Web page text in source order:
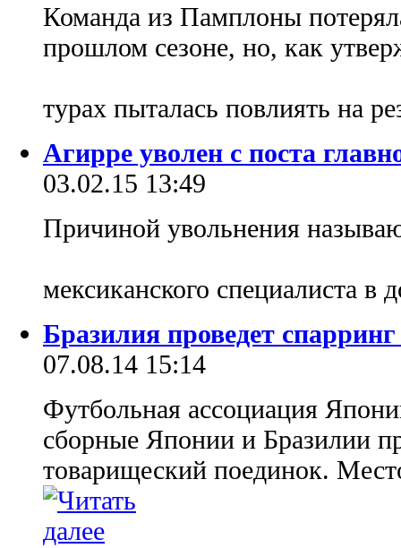
Команда из Памплоны
прошлом сезоне, но, как
турах пыталась повлиять на
Агирре уволен с поста
03.02.15 13:49
Причиной увольнения
мексиканского специалиста в
Бразилия проведет
07.08.14 15:14
Футбольная ассоциация
сборные Японии и Бразилии
товарищеский поединок.